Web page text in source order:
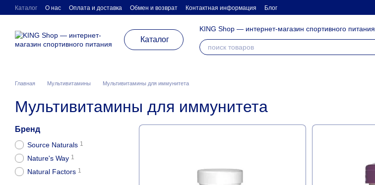
Перейти к основному контенту
Каталог О нас Оплата и доставка Обмен и возврат Контактная информация Блог
Каталог
KING Shop — интернет-магазин спортивного питания
Главная Мультивитамины Мультивитамины для иммунитета
Мультивитамины для иммунитета
Бренд
Source Naturals 1
Nature's Way 1
Natural Factors 1